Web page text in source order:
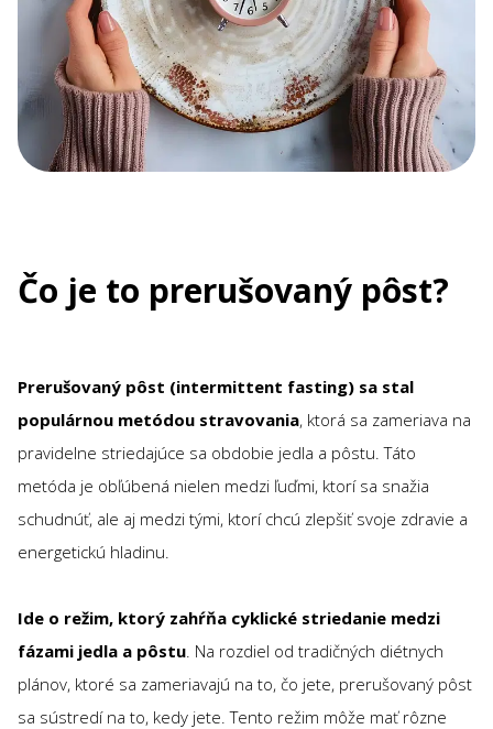
Čo je to prerušovaný pôst?
Prerušovaný pôst (intermittent fasting) sa stal
populárnou metódou stravovania, ktorá sa zameriava na
pravidelne striedajúce sa obdobie jedla a pôstu. Táto
metóda je obľúbená nielen medzi ľuďmi, ktorí sa snažia
schudnúť, ale aj medzi tými, ktorí chcú zlepšiť svoje zdravie a
energetickú hladinu.
Ide o režim, ktorý zahŕňa cyklické striedanie medzi
fázami jedla a pôstu . Na rozdiel od tradičných diétnych
plánov, ktoré sa zameriavajú na to, čo jete, prerušovaný pôst
sa sústredí na to, kedy jete. Tento režim môže mať rôzne